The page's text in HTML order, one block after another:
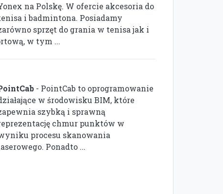
na Polskę. W ofercie akcesoria do
i badmintona. Posiadamy
sprzęt do grania w tenisa jak i
w tym ...
- PointCab to oprogramowanie
w środowisku BIM, które
szybką i sprawną
chmur punktów w
procesu skanowania
Ponadto ...